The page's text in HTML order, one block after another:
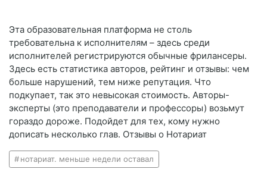
Эта образовательная платформа не столь
требовательна к исполнителям – здесь среди
исполнителей регистрируются обычные фрилансеры.
Здесь есть статистика авторов, рейтинг и отзывы: чем
больше нарушений, тем ниже репутация. Что
подкупает, так это невысокая стоимость. Авторы-
эксперты (это преподаватели и профессоры) возьмут
гораздо дороже. Подойдет для тех, кому нужно
дописать несколько глав. Отзывы о Нотариат
нотариат. меньше недели оставал